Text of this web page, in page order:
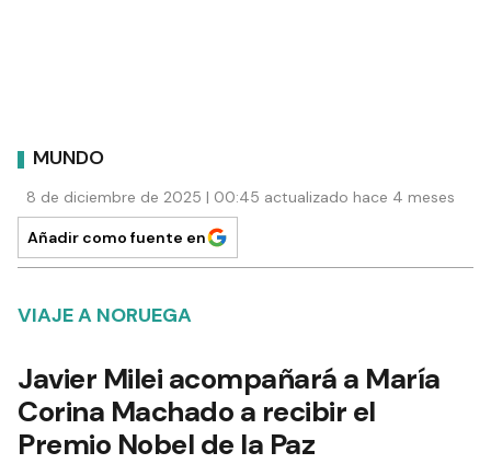
MUNDO
8 de diciembre de 2025 | 00:45 actualizado hace 4 meses
Añadir como fuente en
VIAJE A NORUEGA
Javier Milei acompañará a María
Corina Machado a recibir el
Premio Nobel de la Paz